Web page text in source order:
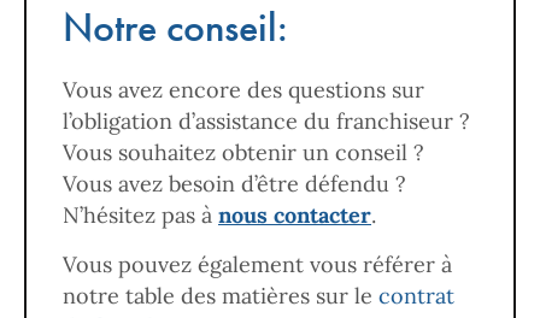
Notre conseil:
Vous avez encore des questions sur
l’obligation d’assistance du franchiseur ?
Vous souhaitez obtenir un conseil ?
Vous avez besoin d’être défendu ?
N’hésitez pas à nous contacter.
Vous pouvez également vous référer à
notre table des matières sur le contrat